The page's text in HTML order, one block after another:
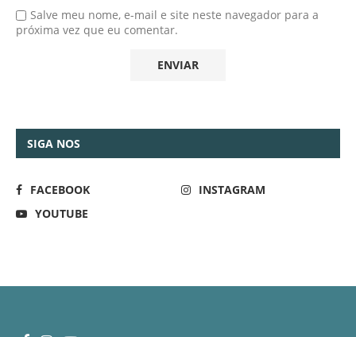
Salve meu nome, e-mail e site neste navegador para a
próxima vez que eu comentar.
SIGA NOS
FACEBOOK
INSTAGRAM
YOUTUBE